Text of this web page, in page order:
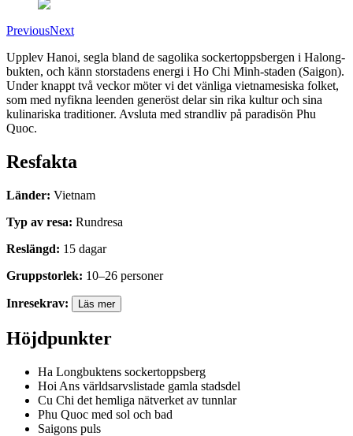
PreviousNext
Upplev Hanoi, segla bland de sagolika sockertoppsbergen i Halong-
bukten, och känn storstadens energi i Ho Chi Minh-staden (Saigon).
Under knappt två veckor möter vi det vänliga vietnamesiska folket,
som med nyfikna leenden generöst delar sin rika kultur och sina
kulinariska traditioner. Avsluta med strandliv på paradisön Phu
Quoc.
Resfakta
Länder: Vietnam
Typ av resa: Rundresa
Reslängd: 15 dagar
Gruppstorlek: 10–26 personer
Inresekrav: Läs mer
Höjdpunkter
Ha Longbuktens sockertoppsberg
Hoi Ans världsarvslistade gamla stadsdel
Cu Chi det hemliga nätverket av tunnlar
Phu Quoc med sol och bad
Saigons puls